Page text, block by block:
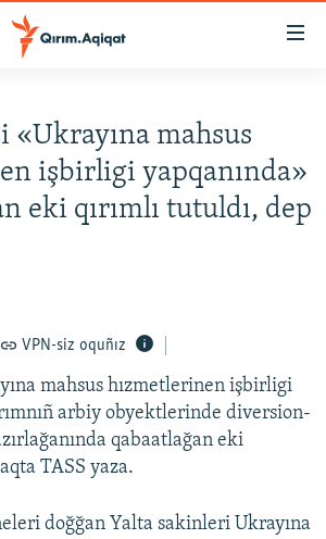
«Ukrayına mahsus
işbirligi yapqanında»
eki qırımlı tutuldı, dep
VPN-siz oquñız
mahsus hızmetlerinen işbirligi
arbiy obyektlerinde diversion-
qabaatlağan eki
TASS yaza.
doğğan Yalta sakinleri Ukrayına